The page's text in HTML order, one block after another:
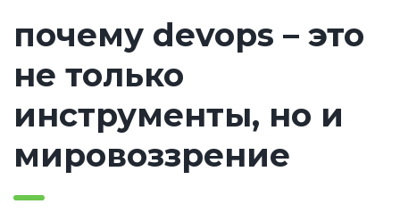
почему devops – это
не только
инструменты, но и
мировоззрение